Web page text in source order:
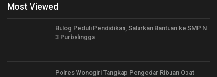
Most Viewed
Bulog Peduli Pendidikan, Salurkan Bantuan ke SMP N
3 Purbalingga
Polres Wonogiri Tangkap Pengedar Ribuan Obat